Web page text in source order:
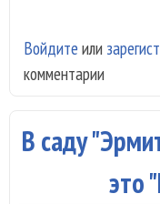
Войдите или
комментарии
В саду
это